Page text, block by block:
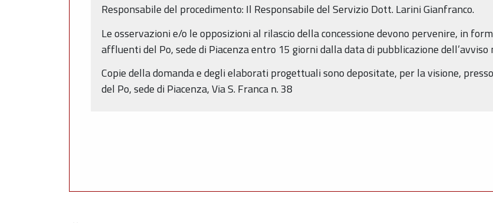
Responsabile del procedimento: Il Responsabile del Servizio Dott. Larini Gianfranco.
Le osservazioni e/o le opposizioni al rilascio della concessione devono pervenire, in
affluenti del Po, sede di Piacenza entro 15 giorni dalla data di pubblicazione dell’avviso
Copie della domanda e degli elaborati progettuali sono depositate, per la visione,
del Po, sede di Piacenza, Via S. Franca n. 38